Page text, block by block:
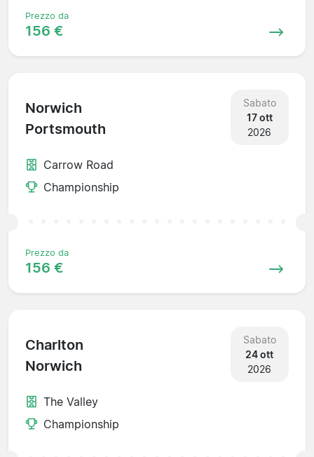
Prezzo da
156 €
Norwich
Portsmouth
Sabato
17 ott
2026
Carrow Road
Championship
Prezzo da
156 €
Charlton
Norwich
Sabato
24 ott
2026
The Valley
Championship